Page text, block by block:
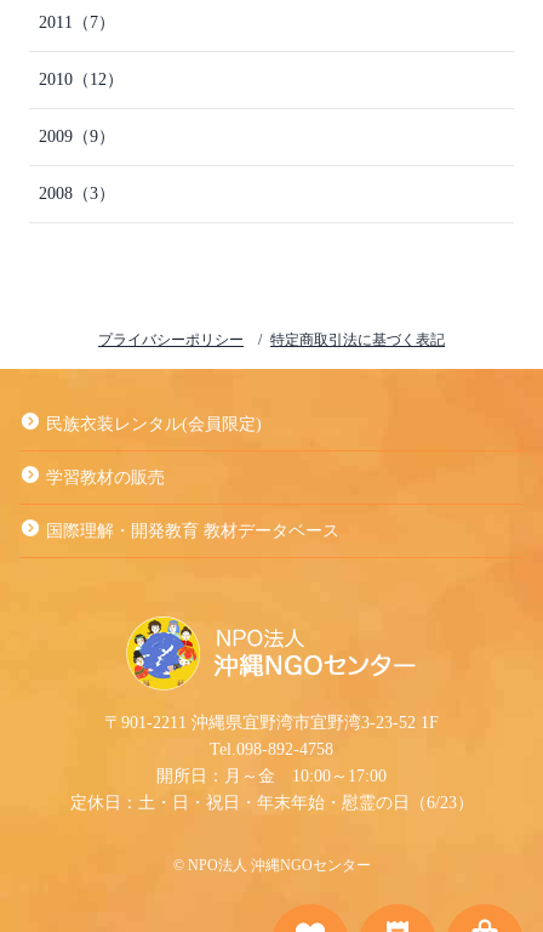
2011 （7）
2010 （12）
2009 （9）
2008 （3）
プライバシーポリシー 特定商取引法に基づく表記
民族衣装レンタル(会員限定)
学習教材の販売
国際理解・開発教育 教材データベース
〒901-2211 沖縄県宜野湾市宜野湾3-23-52 1F
Tel.098-892-4758
開所日：月～金 10:00～17:00
定休日：土・日・祝日・年末年始・慰霊の日（6/23）
©︎ NPO法人 沖縄NGOセンター